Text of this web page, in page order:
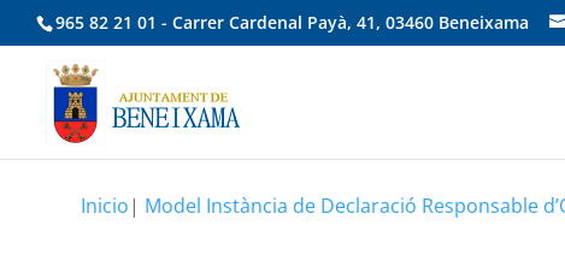
965 82 21 01 - Carrer Cardenal Payà, 41, 03460 Beneixama
Inicio| Model Instància de Declaració Responsable